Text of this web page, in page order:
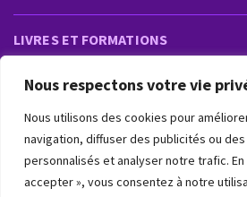
Nous respectons votre vie
Nous utilisons des cookies pour
navigation, diffuser des publicités ou
personnalisés et analyser notre trafic. En
accepter », vous consentez à notre
LIVRES ET FORMATIONS
PRESTATIONS ET PRODUITS
VIVRE INTUITIF